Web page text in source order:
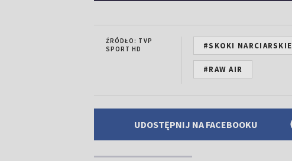
ŹRÓDŁO: TVP
SPORT HD
#SKOKI NARCIARSKIE
#RAW AIR
UDOSTĘPNIJ NA FACEBOOKU